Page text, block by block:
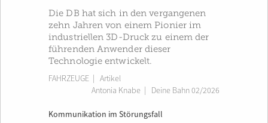
Die DB hat sich in den vergangenen
zehn Jahren von einem Pionier im
industriellen 3D-Druck zu einem der
führenden Anwender dieser
Technologie entwickelt.
FAHRZEUGE | Artikel
Antonia Knabe
Deine Bahn 02/2026
Kommunikation im Störungsfall